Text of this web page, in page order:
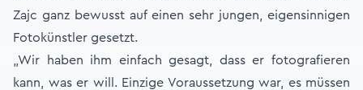
Zajc ganz bewusst auf einen sehr jungen, eigensinnigen
Fotokünstler gesetzt.
„Wir haben ihm einfach gesagt, dass er fotografieren
kann, was er will. Einzige Voraussetzung war, es müssen